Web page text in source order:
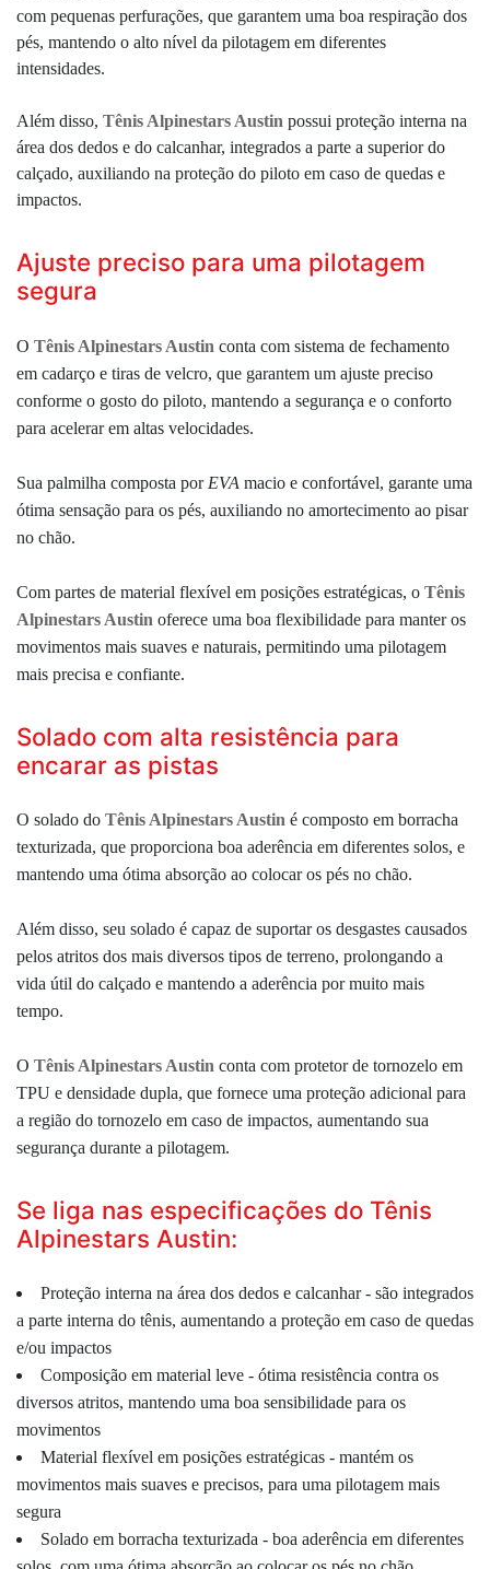
com pequenas perfurações, que garantem uma boa respiração dos
pés, mantendo o alto nível da pilotagem em diferentes
intensidades.
Além disso, Tênis Alpinestars Austin possui proteção interna na
área dos dedos e do calcanhar, integrados a parte a superior do
calçado, auxiliando na proteção do piloto em caso de quedas e
impactos.
Ajuste preciso para uma pilotagem
segura
O Tênis Alpinestars Austin conta com sistema de fechamento
em cadarço e tiras de velcro, que garantem um ajuste preciso
conforme o gosto do piloto, mantendo a segurança e o conforto
para acelerar em altas velocidades.
Sua palmilha composta por EVA macio e confortável, garante uma
ótima sensação para os pés, auxiliando no amortecimento ao pisar
no chão.
Com partes de material flexível em posições estratégicas, o Tênis
Alpinestars Austin oferece uma boa flexibilidade para manter os
movimentos mais suaves e naturais, permitindo uma pilotagem
mais precisa e confiante.
Solado com alta resistência para
encarar as pistas
O solado do Tênis Alpinestars Austin é composto em borracha
texturizada, que proporciona boa aderência em diferentes solos, e
mantendo uma ótima absorção ao colocar os pés no chão.
Além disso, seu solado é capaz de suportar os desgastes causados
pelos atritos dos mais diversos tipos de terreno, prolongando a
vida útil do calçado e mantendo a aderência por muito mais
tempo.
O Tênis Alpinestars Austin conta com protetor de tornozelo em
TPU e densidade dupla, que fornece uma proteção adicional para
a região do tornozelo em caso de impactos, aumentando sua
segurança durante a pilotagem.
Se liga nas especificações do Tênis
Alpinestars Austin:
Proteção interna na área dos dedos e calcanhar - são integrados
a parte interna do tênis, aumentando a proteção em caso de quedas
e/ou impactos
Composição em material leve - ótima resistência contra os
diversos atritos, mantendo uma boa sensibilidade para os
movimentos
Material flexível em posições estratégicas - mantém os
movimentos mais suaves e precisos, para uma pilotagem mais
segura
Solado em borracha texturizada - boa aderência em diferentes